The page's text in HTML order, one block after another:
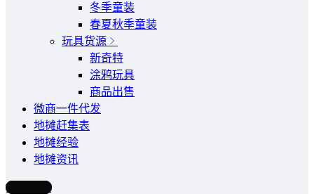
冬季童装
春夏秋季童装
玩具货源
新奇特
涂鸦玩具
商品出售
微商一件代发
地摊赶集表
地摊经验
地摊资讯
写文章